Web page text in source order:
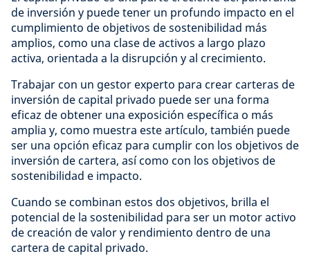
de inversión y puede tener un profundo impacto en el
cumplimiento de objetivos de sostenibilidad más
amplios, como una clase de activos a largo plazo
activa, orientada a la disrupción y al crecimiento.
Trabajar con un gestor experto para crear carteras de
inversión de capital privado puede ser una forma
eficaz de obtener una exposición específica o más
amplia y, como muestra este artículo, también puede
ser una opción eficaz para cumplir con los objetivos de
inversión de cartera, así como con los objetivos de
sostenibilidad e impacto.
Cuando se combinan estos dos objetivos, brilla el
potencial de la sostenibilidad para ser un motor activo
de creación de valor y rendimiento dentro de una
cartera de capital privado.